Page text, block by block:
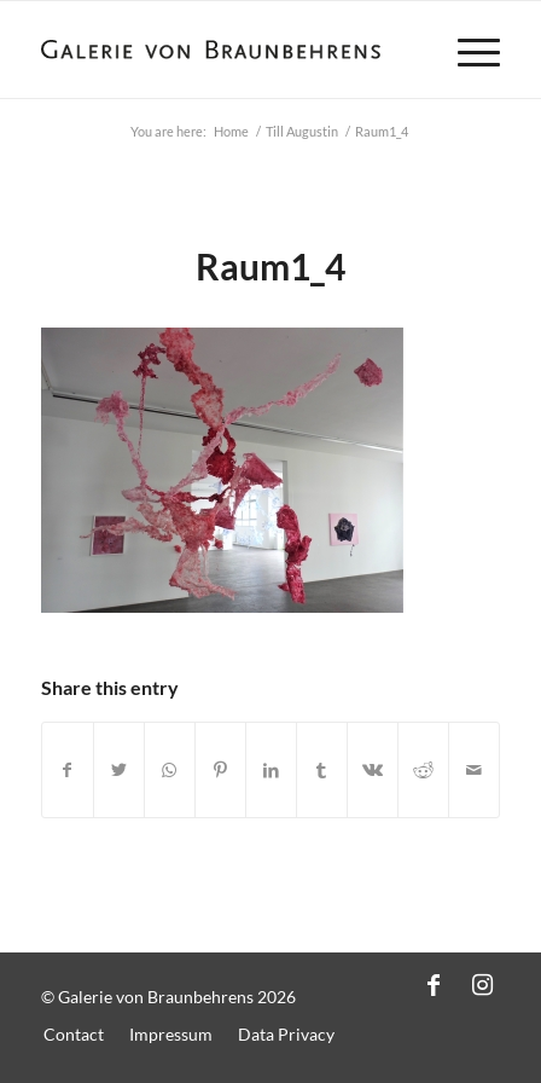
You are here: Home / Till Augustin / Raum1_4
Raum1_4
Share this entry
© Galerie von Braunbehrens 2026
Contact
Impressum Data Privacy